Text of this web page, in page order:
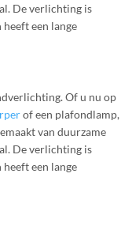
De verlichting is
een lange
Of u nu op
of een plafondlamp,
van duurzame
De verlichting is
een lange